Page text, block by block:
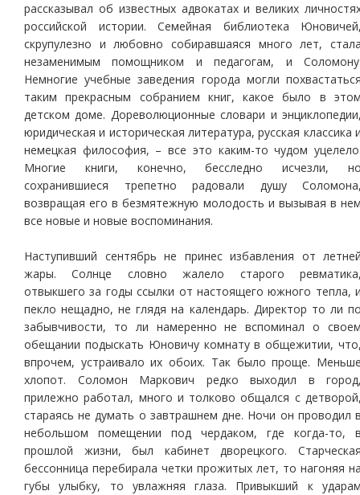
рассказывал об известных адвокатах и великих
российской истории. Семейная библиотека
скрупулезно и любовно собиравшаяся много лет,
незаменимым помощником и педагогам, и
Немногие учебные заведения города могли
таким прекрасным собранием книг, какое было в
детском доме. Дореволюционные словари и
юридическая и историческая литература, русская классика
немецкая философия, – все это каким-то чудом
Многие книги, конечно, бесследно исчезли,
сохранившиеся трепетно радовали душу
возвращая его в безмятежную молодость и вызывая в
все новые и новые воспоминания.
Наступивший сентябрь не принес избавления от
жары. Солнце словно жалело старого
отвыкшего за годы ссылки от настоящего южного тепла,
пекло нещадно, не глядя на календарь. Директор то ли
забывчивости, то ли намеренно не вспоминал о
обещании подыскать Юновичу комнату в общежитии,
впрочем, устраивало их обоих. Так было проще.
хлопот. Соломон Маркович редко выходил в
прилежно работал, много и толково общался с
стараясь не думать о завтрашнем дне. Ночи он проводил
небольшом помещении под чердаком, где когда-то,
прошлой жизни, был кабинет дворецкого.
бессонница перебирала четки прожитых лет, то нагоняя
губы улыбку, то увлажняя глаза. Привыкший к